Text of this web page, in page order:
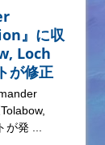
』に収
Loch
が修正
が発 ...